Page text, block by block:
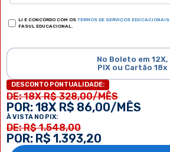
LI E CONCORDO COM OS TERMOS DE SERVIÇOS EDUCACIONAIS
FASUL EDUCACIONAL.
No Boleto em 12X,
PIX ou Cartão 18x
DESCONTO PONTUALIDADE:
DE: 18X R$ 328,00/MÊS
POR: 18X R$ 86,00/MÊS
À VISTA NO PIX:
DE: R$ 1.548,00
POR: R$ 1.393,20